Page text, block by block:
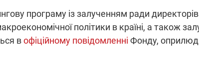
програму із залученням ради
політики в країні, а також
вофіційному повідомленні Фонду,
СВІТЛА В УКРАЇНІ
у чотирьох
ПЛІВКИ МІНДІЧА:
ОБОРУДОК ДРУГА
Нова підозра у справі